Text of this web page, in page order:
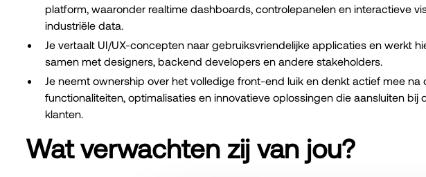
platform, waaronder realtime dashboards, controlepanelen en interactieve
industriële data.
Je vertaalt UI/UX-concepten naar gebruiksvriendelijke applicaties en werkt
samen met designers, backend developers en andere stakeholders.
Je neemt ownership over het volledige front-end luik en denkt actief mee na
functionaliteiten, optimalisaties en innovatieve oplossingen die aansluiten bij
klanten.
Wat verwachten zij van jou?